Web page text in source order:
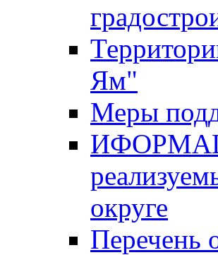
Ям"
Меры
округе
Перечень